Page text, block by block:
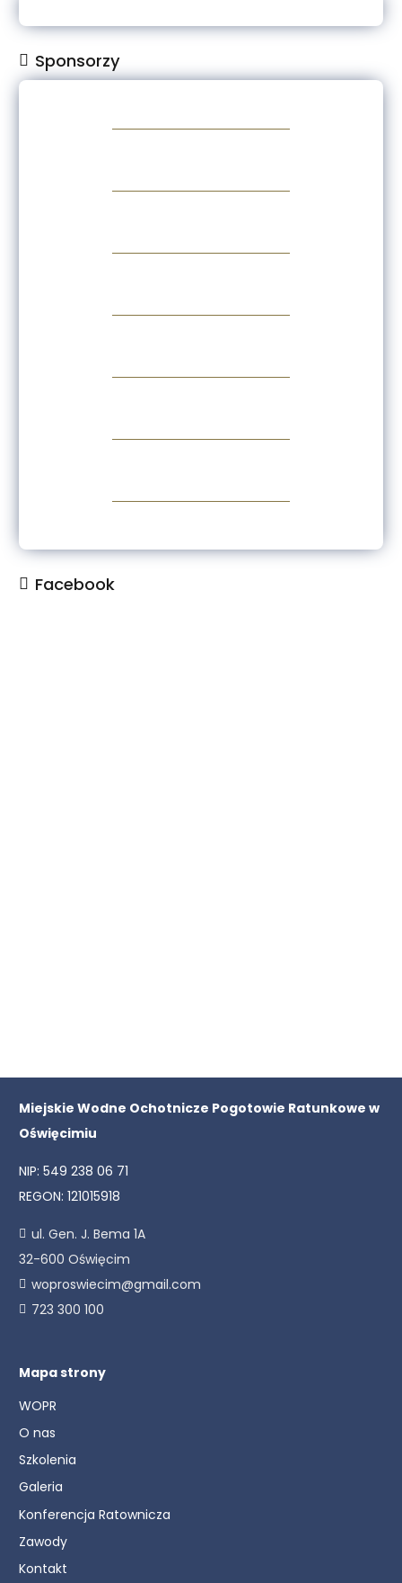
Sponsorzy
Facebook
Miejskie Wodne Ochotnicze Pogotowie Ratunkowe w
Oświęcimiu
NIP: 549 238 06 71
REGON: 121015918
ul. Gen. J. Bema 1A
32-600 Oświęcim
woproswiecim@gmail.com
723 300 100
Mapa strony
WOPR
O nas
Szkolenia
Galeria
Konferencja Ratownicza
Zawody
Kontakt